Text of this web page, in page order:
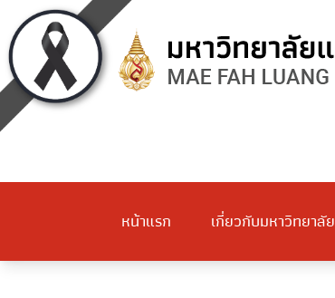
หน้าแรก เกี่ยวกับมหาวิทยาลัย